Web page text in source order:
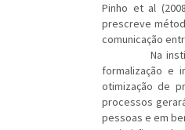
Pinho et al
prescreve
comunicação
Na
formalização e
otimização de
processos
pessoas e em